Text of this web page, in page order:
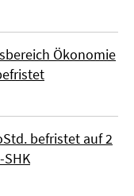
Ökonomie
befristet auf 2
SHK